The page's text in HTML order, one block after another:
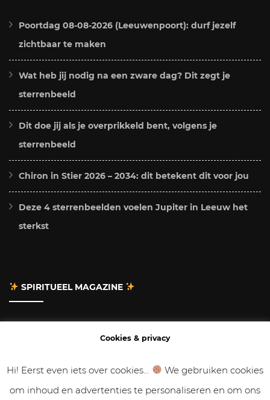
Poortdag 08-08-2026 (Leeuwenpoort): durf jezelf
zichtbaar te maken
Wat heb jij nodig na een zware dag? Dit zegt je
sterrenbeeld
Dit doe jij als je overprikkeld bent, volgens je
sterrenbeeld
Chiron in Stier 2026 – 2034: dit betekent dit voor jou
Deze 4 sterrenbeelden voelen Jupiter in Leeuw het
sterkst
SPIRITUEEL MAGAZINE
Gastbloggen
Cookies & privacy
Hi! Eerst even iets over cookies...
We gebruiken cookies
om inhoud en advertenties te personaliseren en om ons